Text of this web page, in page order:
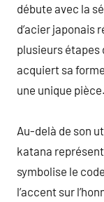
débute avec la
d’acier japonais
plusieurs étapes
acquiert sa
une unique pièce.
Au-delà de son
katana
symbolise le
l’accent sur